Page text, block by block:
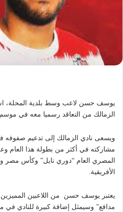
يوسف حسن لاعب وسط بلدية المحلة،
الزمالك من التعاقد رسميا معه في موسم
ويسعى نادي الزمالك إلى تدعيم
مشاركته في أكثر من بطولة هذا العام
المصري العام “دوري نايل” وكأس مصر
الأفريقية.
يعتبر يوسف حسن من اللاعبين
مدافع” وسيمثل إضافة كبيرة للنادي في